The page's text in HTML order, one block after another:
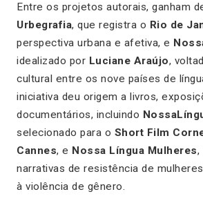
Entre os projetos autorais, ganham
Urbegrafia, que registra o Rio de
perspectiva urbana e afetiva, e
idealizado por Luciane Araújo,
cultural entre os nove países de
iniciativa deu origem a livros,
documentários, incluindo
selecionado para o Short Film
Cannes, e Nossa Língua Mulheres,
narrativas de resistência de
à violência de gênero.